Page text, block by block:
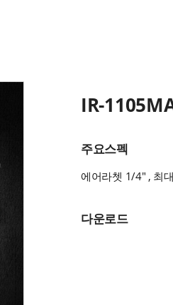
IR-
주요스펙
에어라쳇 1/4" , 최
다운로드